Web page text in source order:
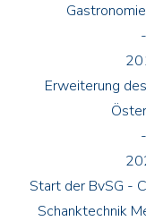
-
Erweiterung
-
Start der BvSG -
Schanktechnik